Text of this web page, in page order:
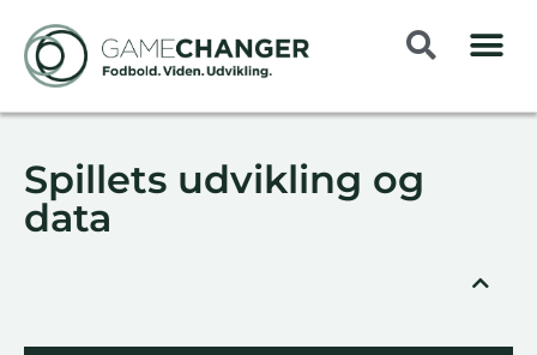
Spillets udvikling og
data